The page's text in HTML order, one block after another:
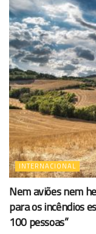
INTERNACIONAL
Nem aviões nem
para os incêndios
100 pessoas”